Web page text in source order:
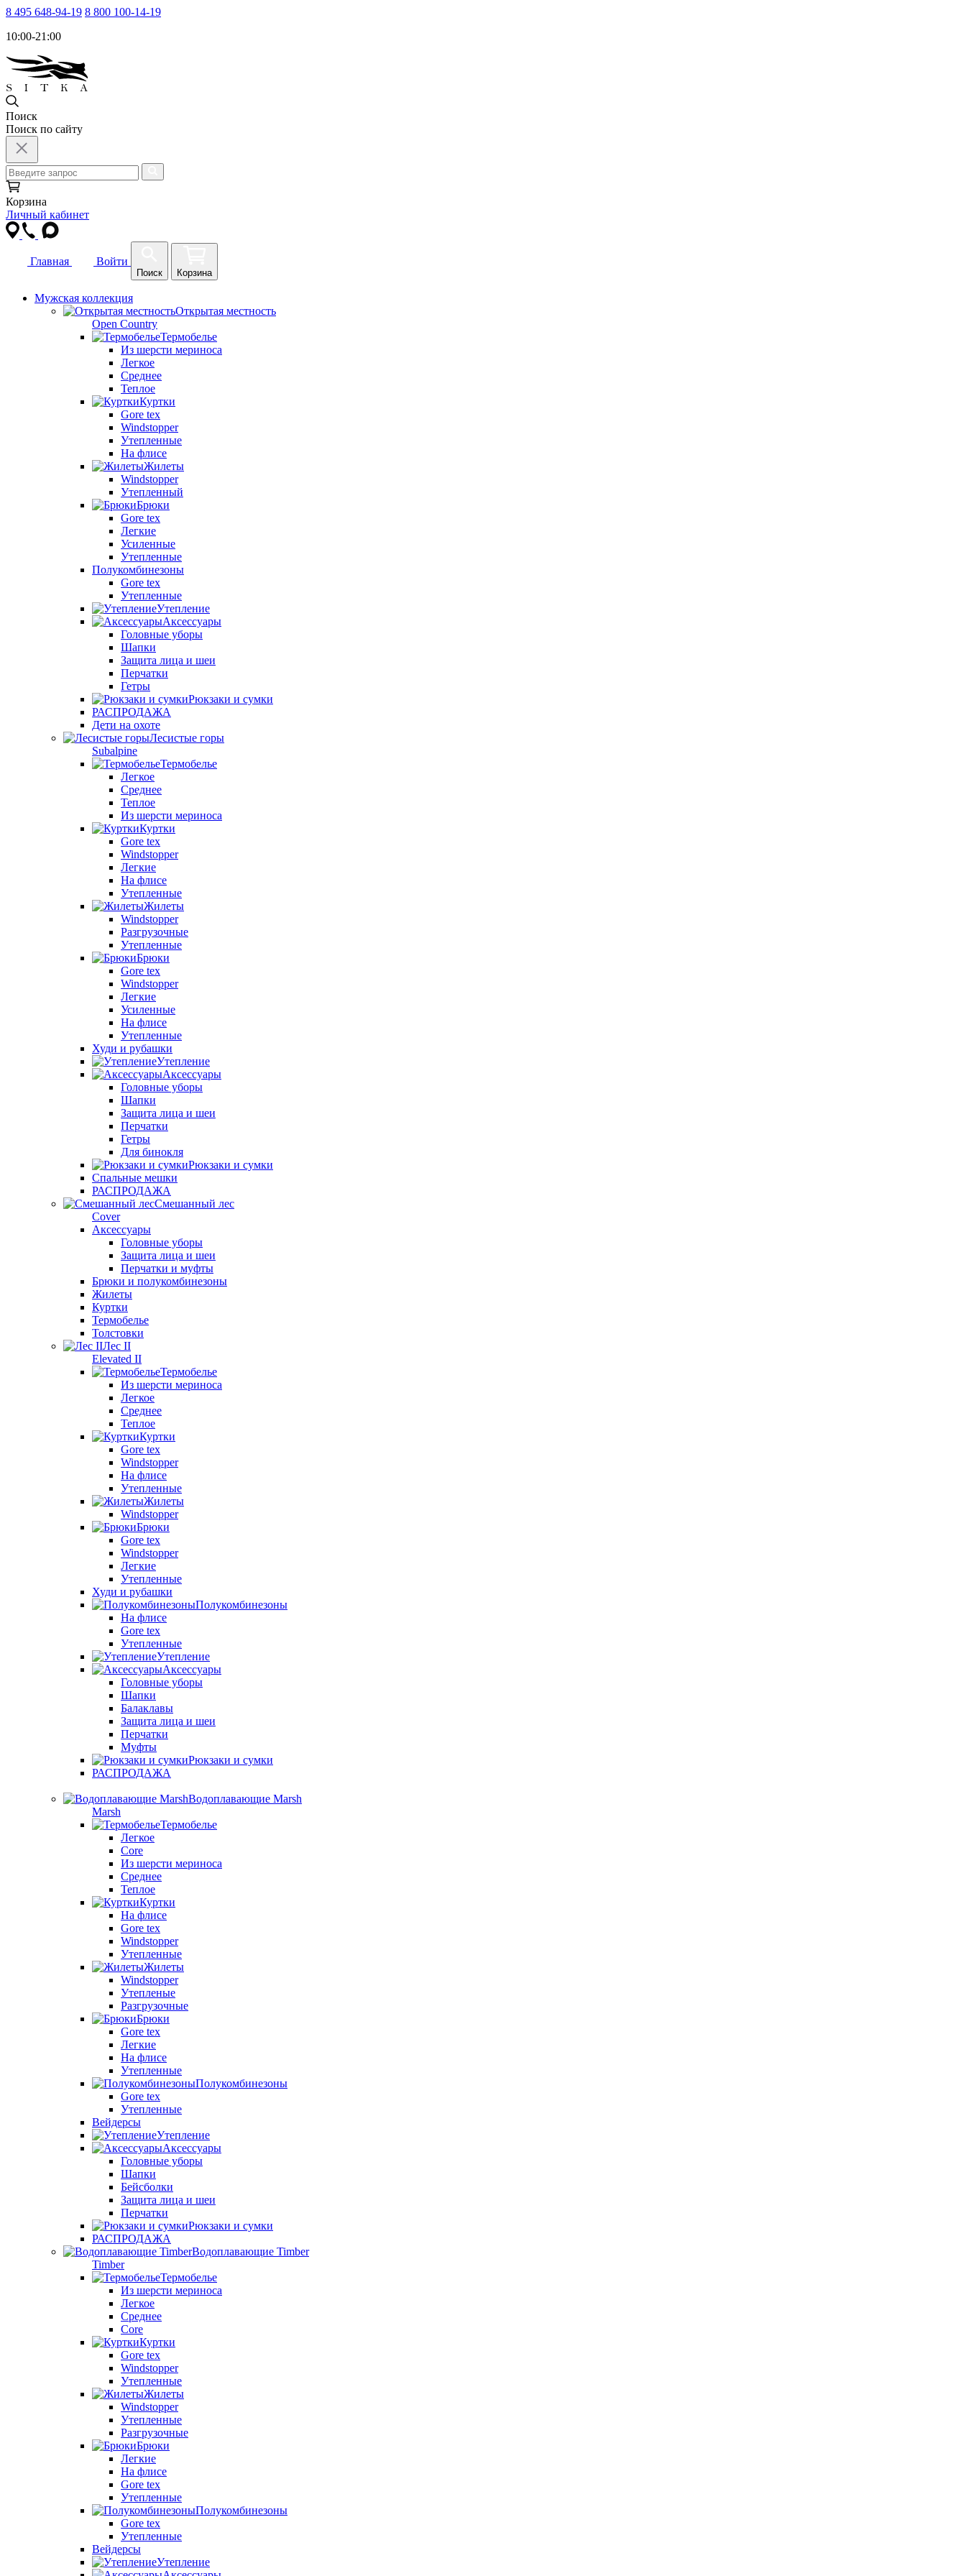
8 495 648-94-19 8 800 100-14-19
10:00-21:00
Поиск
Поиск по сайту
Корзина
Личный кабинет
Главная Войти
Поиск Корзина
Мужская коллекция
Открытая местность
Open Country
Термобелье
Из шерсти мериноса
Легкое
Среднее
Теплое
Куртки
Gore tex
Windstopper
Утепленные
На флисе
Жилеты
Windstopper
Утепленный
Брюки
Gore tex
Легкие
Усиленные
Утепленные
Полукомбинезоны
Gore tex
Утепленные
Утепление
Аксессуары
Головные уборы
Шапки
Защита лица и шеи
Перчатки
Гетры
Рюкзаки и сумки
РАСПРОДАЖА
Дети на охоте
Лесистые горы
Subalpine
Термобелье
Легкое
Среднее
Теплое
Из шерсти мериноса
Куртки
Gore tex
Windstopper
Легкие
На флисе
Утепленные
Жилеты
Windstopper
Разгрузочные
Утепленные
Брюки
Gore tex
Windstopper
Легкие
Усиленные
На флисе
Утепленные
Худи и рубашки
Утепление
Аксессуары
Головные уборы
Шапки
Защита лица и шеи
Перчатки
Гетры
Для бинокля
Рюкзаки и сумки
Спальные мешки
РАСПРОДАЖА
Смешанный лес
Cover
Аксессуары
Головные уборы
Защита лица и шеи
Перчатки и муфты
Брюки и полукомбинезоны
Жилеты
Куртки
Термобелье
Толстовки
Лес II
Elevated II
Термобелье
Из шерсти мериноса
Легкое
Среднее
Теплое
Куртки
Gore tex
Windstopper
На флисе
Утепленные
Жилеты
Windstopper
Брюки
Gore tex
Windstopper
Легкие
Утепленные
Худи и рубашки
Полукомбинезоны
На флисе
Gore tex
Утепленные
Утепление
Аксессуары
Головные уборы
Шапки
Балаклавы
Защита лица и шеи
Перчатки
Муфты
Рюкзаки и сумки
РАСПРОДАЖА
Водоплавающие Marsh
Marsh
Термобелье
Легкое
Core
Из шерсти мериноса
Среднее
Теплое
Куртки
На флисе
Gore tex
Windstopper
Утепленные
Жилеты
Windstopper
Утепленые
Разгрузочные
Брюки
Gore tex
Легкие
На флисе
Утепленные
Полукомбинезоны
Gore tex
Утепленные
Вейдерсы
Утепление
Аксессуары
Головные уборы
Шапки
Бейсболки
Защита лица и шеи
Перчатки
Рюкзаки и сумки
РАСПРОДАЖА
Водоплавающие Timber
Timber
Термобелье
Из шерсти мериноса
Легкое
Среднее
Core
Куртки
Gore tex
Windstopper
Утепленные
Жилеты
Windstopper
Утепленные
Разгрузочные
Брюки
Легкие
На флисе
Gore tex
Утепленные
Полукомбинезоны
Gore tex
Утепленные
Вейдерсы
Утепление